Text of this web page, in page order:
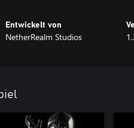
Entwickelt von
NetherRealm Studios